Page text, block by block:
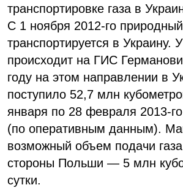
транспортировке газа в
С 1 ноября 2012-го природный
транспортируется в Украину.
происходит на ГИС
году на этом направлении в
поступило 52,7 млн
января по 28 февраля 2013-
(по оперативным данным).
возможный объем подачи
стороны Польши — 5 млн
сутки.